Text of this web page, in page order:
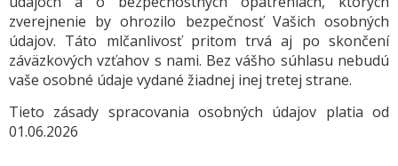
zverejnenie by ohrozilo bezpečnosť Vašich osobných
údajov. Táto mlčanlivosť pritom trvá aj po skončení
záväzkových vzťahov s nami. Bez vášho súhlasu nebudú
vaše osobné údaje vydané žiadnej inej tretej strane.
Tieto zásady spracovania osobných údajov platia od
01.06.2026